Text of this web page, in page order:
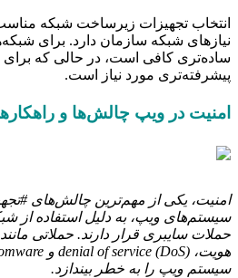
انتخاب تجهیزات زیرساخت شبکه
نیازهای شبکه سازمان دارد. برای
ساده‌تری کافی است، در حالی که
پیشرفته‌تری مورد نیاز است.
امنیت در ویپ چالش‌ها و
امنیت، یکی از مهم‌ترین چالش‌های
حملات سایبری قرار دارند. حملاتی
سیستم ویپ را به خطر بیندازد.